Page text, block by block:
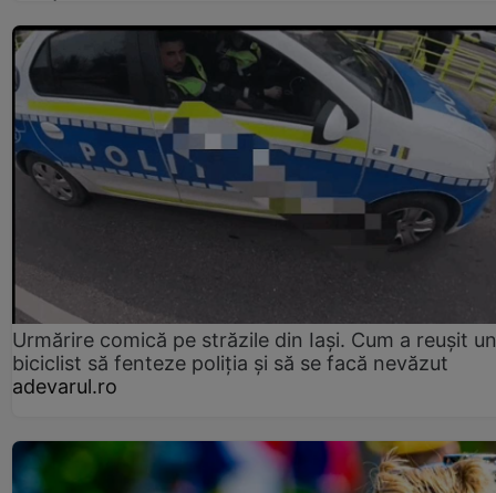
Urmărire comică pe străzile din Iași. Cum a reușit un
biciclist să fenteze poliția și să se facă nevăzut
adevarul.ro